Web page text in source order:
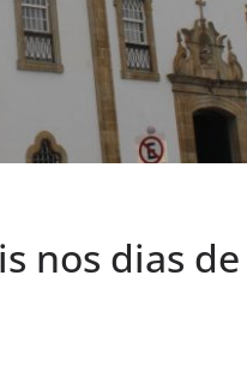
nos dias de